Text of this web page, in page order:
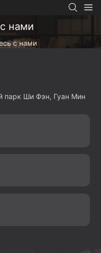
нами
с нами
парк Ши Фэн, Гуан Мин